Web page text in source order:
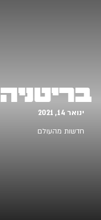
בריטניה
ינואר 14, 2021
חדשות מהעולם